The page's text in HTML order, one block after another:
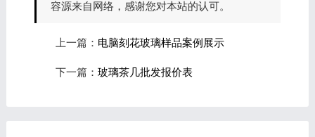
容源来自网络，感谢您对本站的认可。
上一篇： 电脑刻花玻璃样品案例展示
下一篇： 玻璃茶几批发报价表